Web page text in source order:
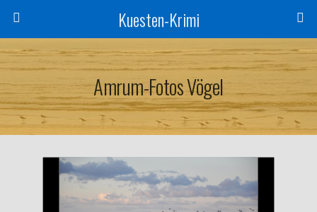
Kuesten-Krimi
Amrum-Fotos Vögel